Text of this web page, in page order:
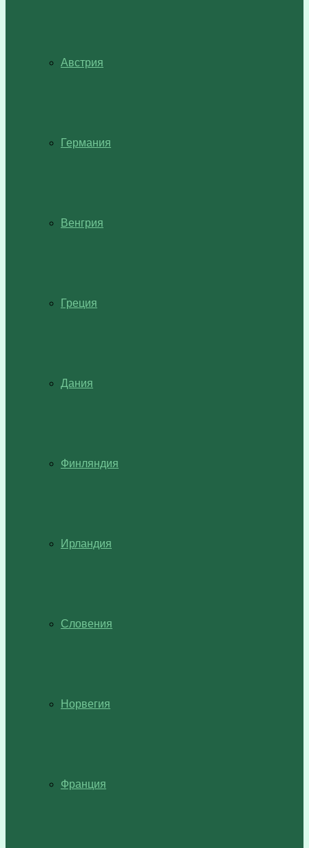
Австрия
Германия
Венгрия
Греция
Дания
Финляндия
Ирландия
Словения
Норвегия
Франция